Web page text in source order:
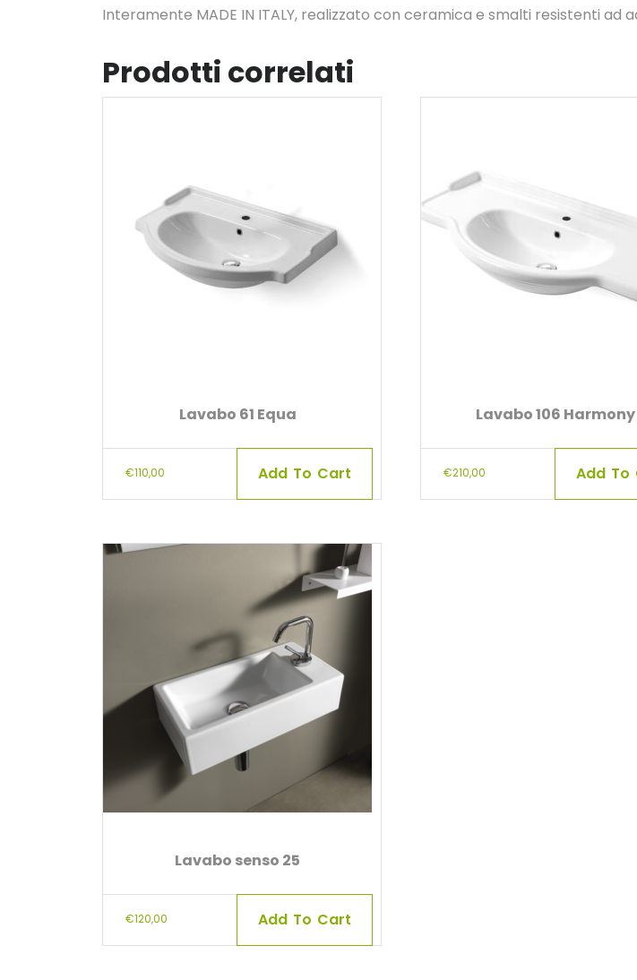
Interamente MADE IN ITALY, realizzato con ceramica e smalti resistenti ad
Prodotti correlati
Lavabo 61 Equa
€110,00 Add To Cart
Lavabo 106 Harmony
€210,00 Add To
Lavabo senso 25
€120,00 Add To Cart